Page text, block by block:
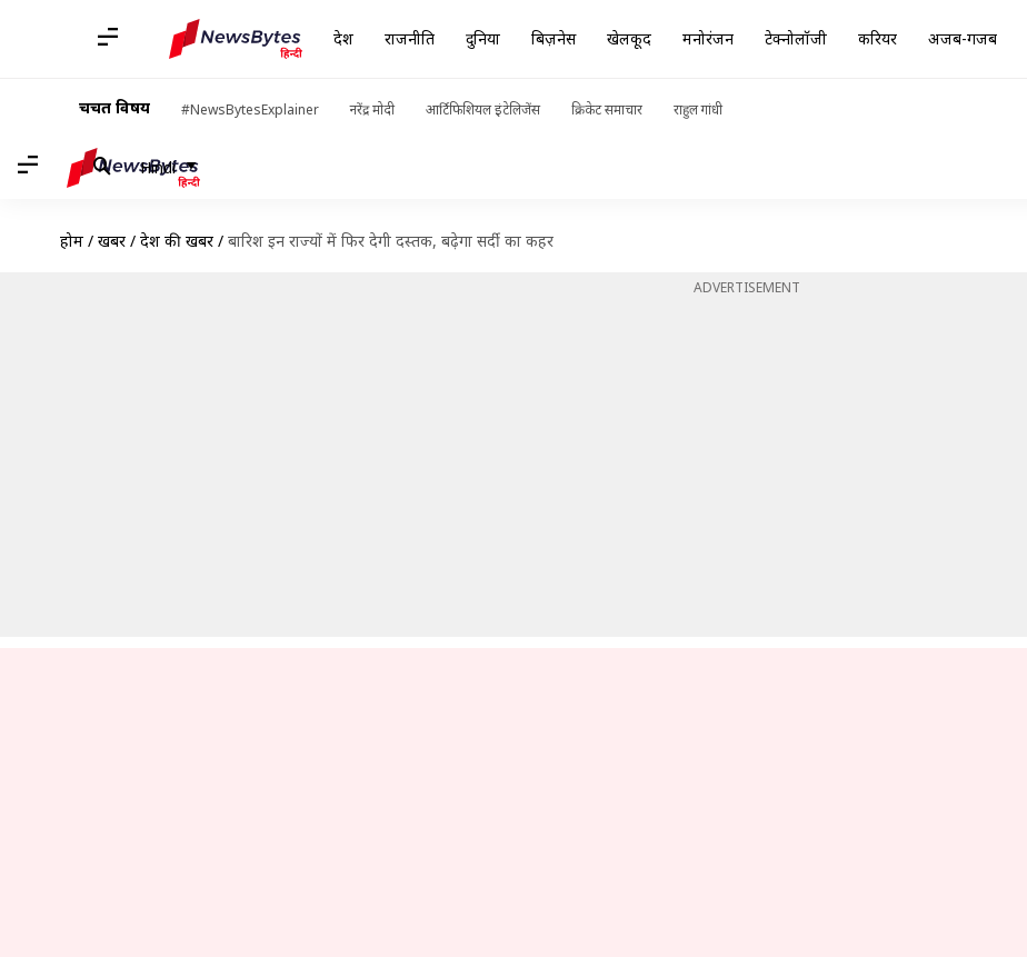
देश राजनीति दुनिया बिज़नेस खेलकूद मनोरंजन टेक्नोलॉजी करियर अजब-गजब
चर्चित विषय #NewsBytesExplainer नरेंद्र मोदी आर्टिफिशियल इंटेलिजेंस क्रिकेट समाचार राहुल गांधी
Hindi
होम / खबरें / देश की खबरें / बारिश इन राज्यों में फिर देगी दस्तक, बढ़ेगा सर्दी का कहर
ADVERTISEMENT